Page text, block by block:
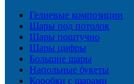
Гелиевые композиции
Шары под потолок
Шары поштучно
Шары цифры
Большие шары
Напольные букеты
Коробки с шарами